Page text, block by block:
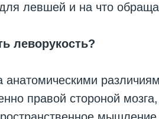
левшей и на что
леворукость?
анатомическими
правой стороной